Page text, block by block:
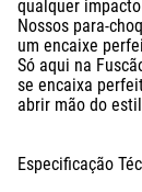
qualquer
Nossos para-
um encaixe
Só aqui na
se encaixa
abrir mão do
Especificação